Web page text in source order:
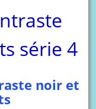
série 4
noir et